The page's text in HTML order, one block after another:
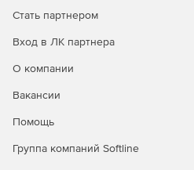
Стать партнером
Вход в ЛК партнера
О компании
Вакансии
Помощь
Группа компаний Softline